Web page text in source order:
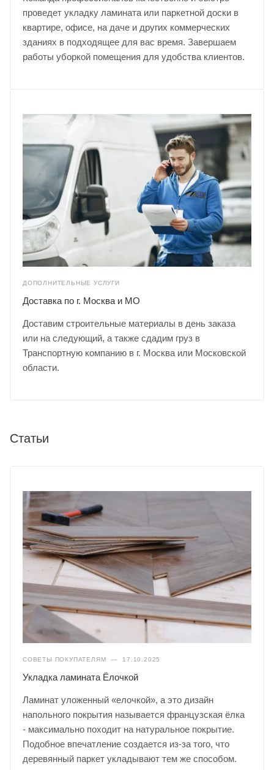
проведет укладку ламината или паркетной доски в
квартире, офисе, на даче и других коммерческих
зданиях в подходящее для вас время. Завершаем
работы уборкой помещения для удобства клиентов.
ДОПОЛНИТЕЛЬНЫЕ УСЛУГИ
Доставка по г. Москва и МО
Доставим строительные материалы в день заказа
или на следующий, а также сдадим груз в
Транспортную компанию в г. Москва или Московской
области.
Статьи
СОВЕТЫ ПОКУПАТЕЛЯМ — 17.10.2025
Укладка ламината Ёлочкой
Ламинат уложенный «елочкой», а это дизайн
напольного покрытия называется французская ёлка
- максимально походит на натуральное покрытие.
Подобное впечатление создается из-за того, что
деревянный паркет укладывают тем же способом.